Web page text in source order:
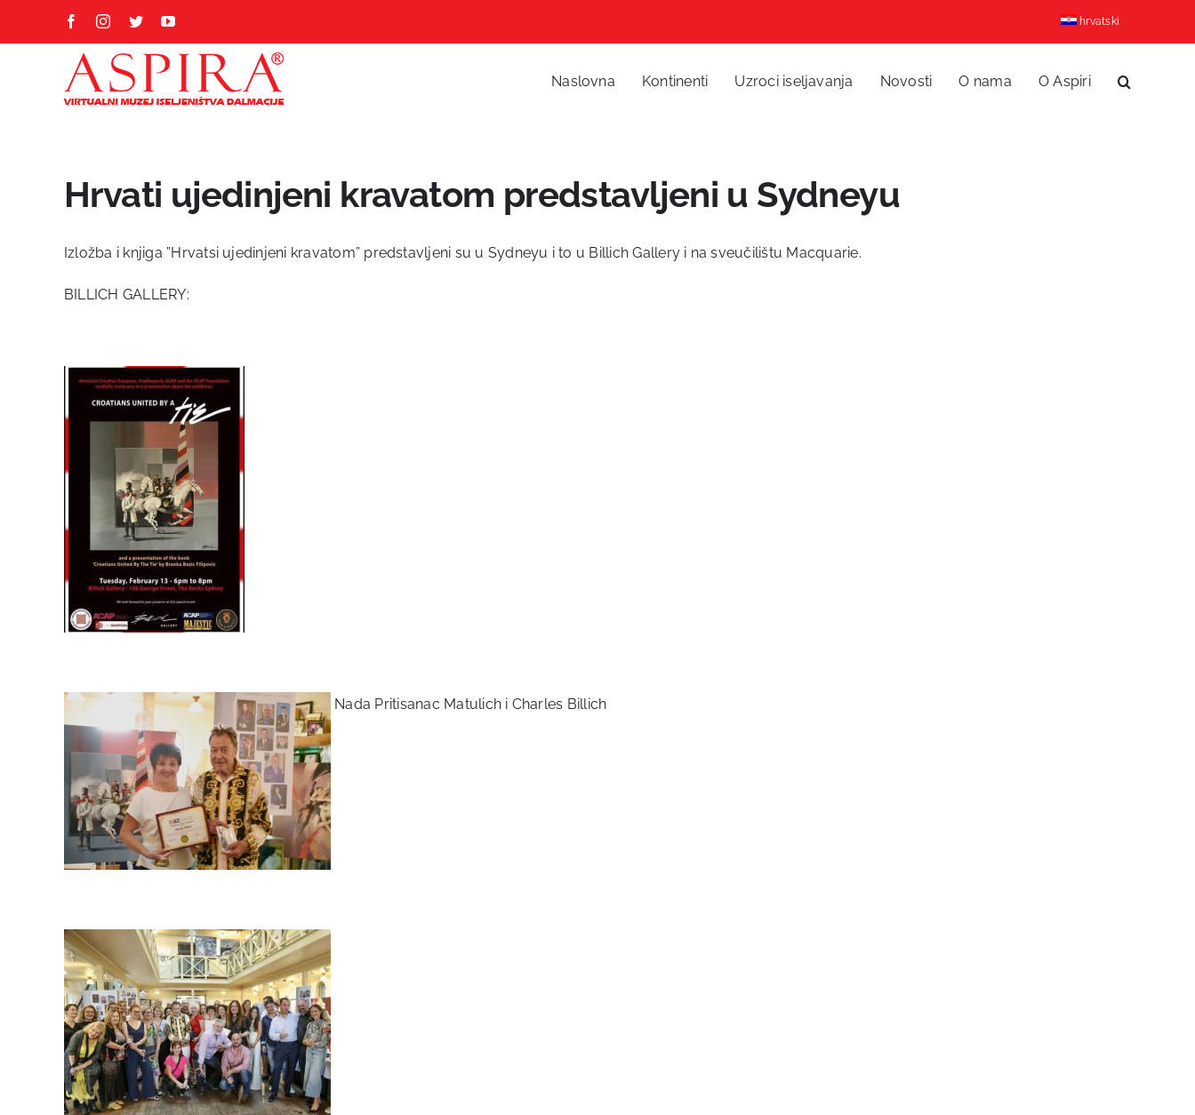
FacebookInstagram
TwitterYouTube hrvatski
Naslovna Kontinenti Uzroci iseljavanja Novosti O nama O Aspiri
Hrvati ujedinjeni kravatom predstavljeni u Sydneyu
Izložba i knjiga ”Hrvatsi ujedinjeni kravatom” predstavljeni su u Sydneyu i to u Billich Gallery i na sveučilištu Macquarie.
BILLICH GALLERY:
Nada Pritisanac Matulich i Charles Billich